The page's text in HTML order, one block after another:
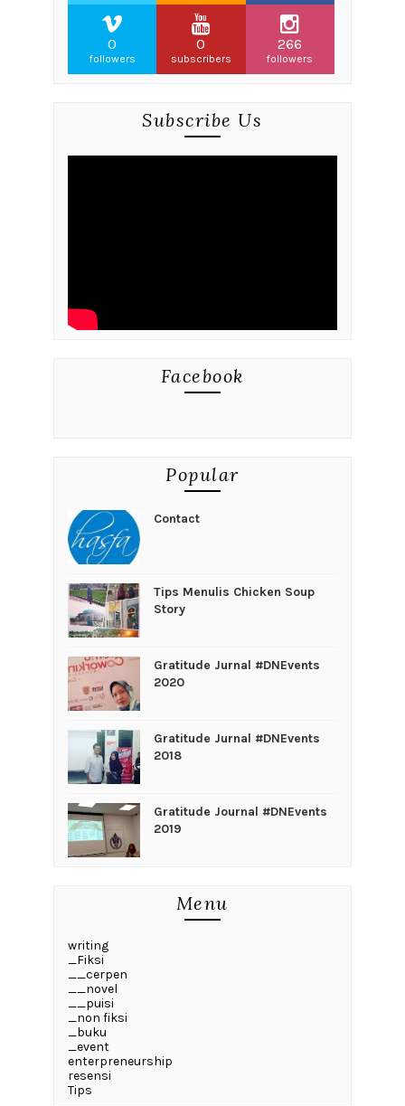
0
followers
0
subscribers
266
followers
Subscribe Us
Facebook
Popular
Contact
Tips Menulis Chicken Soup
Story
Gratitude Jurnal #DNEvents
2020
Gratitude Jurnal #DNEvents
2018
Gratitude Journal #DNEvents
2019
Menu
writing
_Fiksi
__cerpen
__novel
__puisi
_non fiksi
_buku
_event
enterpreneurship
resensi
Tips